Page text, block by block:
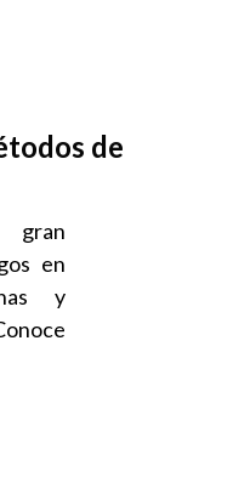
de
gran
en
y